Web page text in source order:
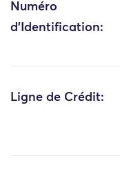
Numéro
d'Identification:
Ligne de Crédit: